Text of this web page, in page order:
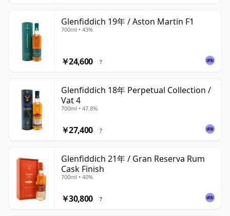
Glenfiddich 19年 / Aston Martin F1
700ml • 43%
￥24,600 ?
Glenfiddich 18年 Perpetual Collection /
Vat 4
700ml • 47.8%
￥27,400 ?
Glenfiddich 21年 / Gran Reserva Rum
Cask Finish
700ml • 40%
￥30,800 ?